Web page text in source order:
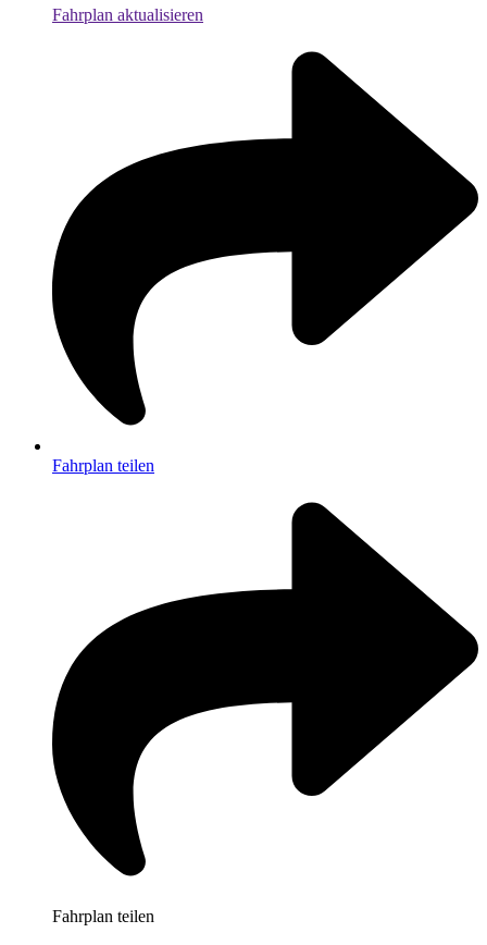
Fahrplan aktualisieren
Fahrplan teilen
Fahrplan teilen